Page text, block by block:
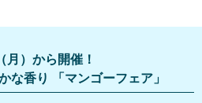
月）から開催！
な香り 「マンゴーフェア」